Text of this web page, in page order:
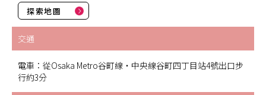
探索地圖
交通
電車：從Osaka Metro谷町線・中央線谷町四丁目站4號出口步
行約3分